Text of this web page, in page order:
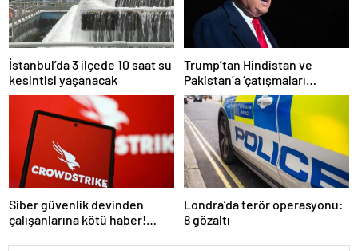
İstanbul’da 3 ilçede 10 saat su
kesintisi yaşanacak
Trump’tan Hindistan ve
Pakistan’a ‘çatışmaları
durdurun’ çağrısı
Siber güvenlik devinden
çalışanlarına kötü haber!
Londra’da terör operasyonu:
8 gözaltı